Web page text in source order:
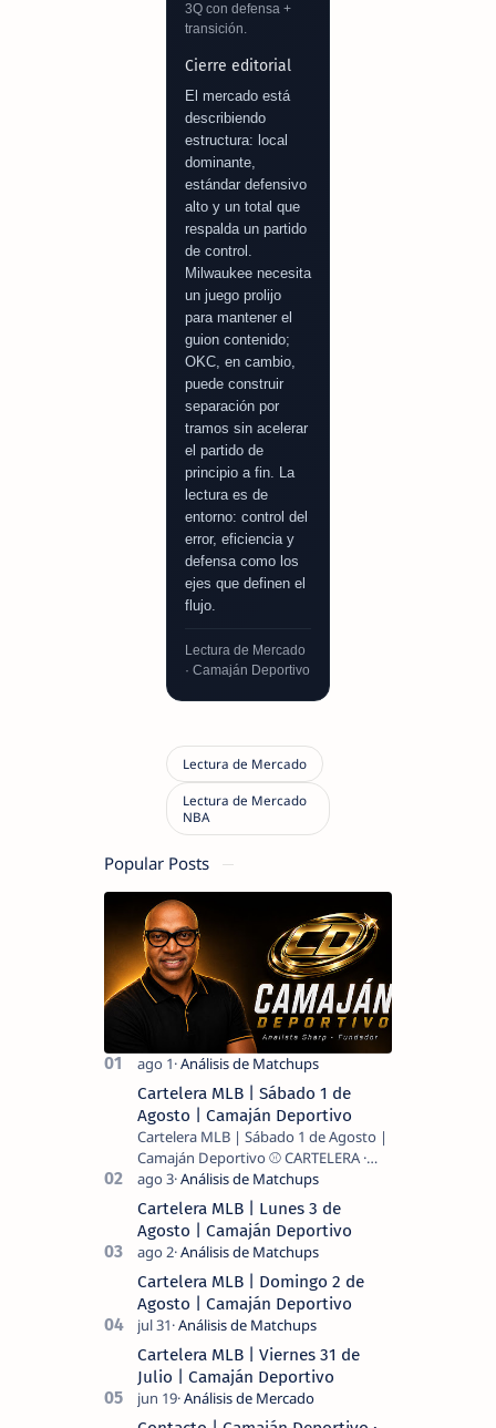
3Q con defensa +
transición.
Cierre editorial
El mercado está
describiendo
estructura: local
dominante,
estándar defensivo
alto y un total que
respalda un partido
de control.
Milwaukee necesita
un juego prolijo
para mantener el
guion contenido;
OKC, en cambio,
puede construir
separación por
tramos sin acelerar
el partido de
principio a fin. La
lectura es de
entorno: control del
error, eficiencia y
defensa como los
ejes que definen el
flujo.
Lectura de Mercado
· Camaján Deportivo
Popular Posts
Cartelera MLB | Sábado 1 de
Agosto | Camaján Deportivo
Cartelera MLB | Sábado 1 de Agosto |
Camaján Deportivo ⚾ CARTELERA ·
Cartelera MLB | Lunes 3 de
Agosto | Camaján Deportivo
Cartelera MLB | Domingo 2 de
Agosto | Camaján Deportivo
Cartelera MLB | Viernes 31 de
Julio | Camaján Deportivo